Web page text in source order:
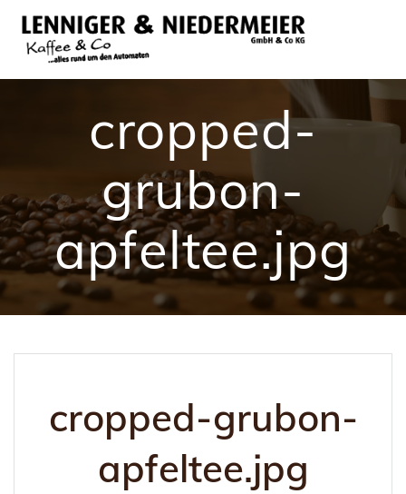
Skip
to
cropped-
grubon-
apfeltee.jpg
cropped-grubon-
apfeltee.jpg